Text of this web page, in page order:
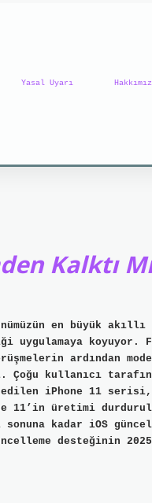
Yasal Uyarı
Kalktı
en büyük
koyuyor.
ardından
Çoğu kullanıcı
iPhone 11 serisi,
üretimi
kadar iOS
desteğinin